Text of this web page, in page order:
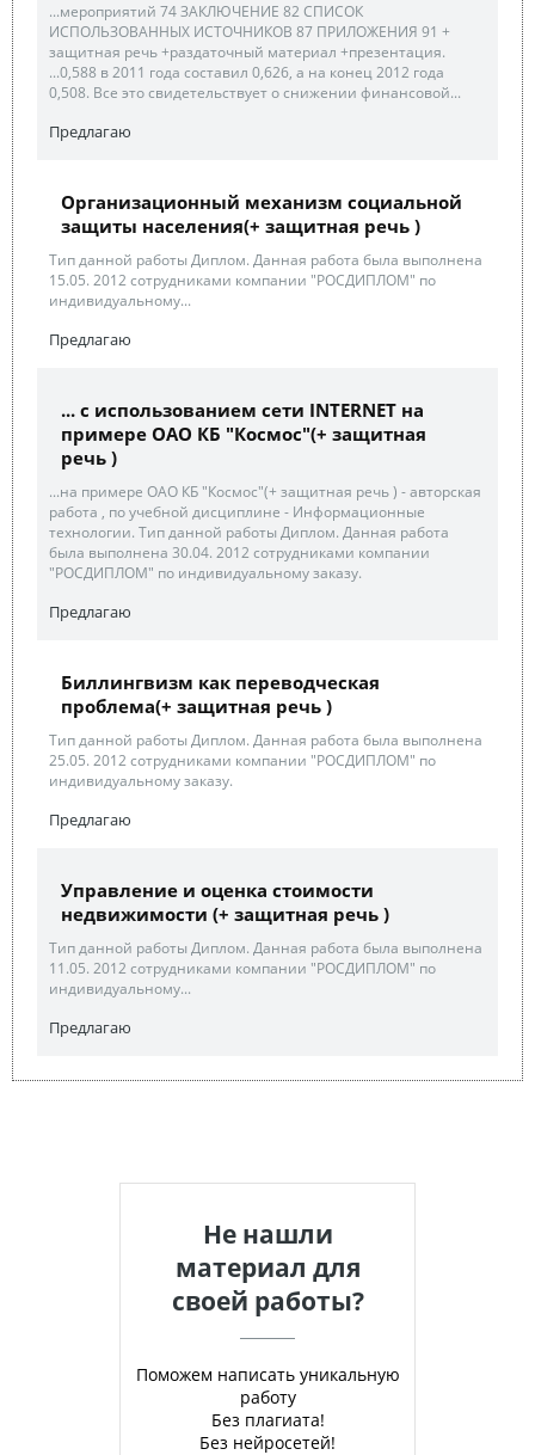
...мероприятий 74 ЗАКЛЮЧЕНИЕ 82 СПИСОК
ИСПОЛЬЗОВАННЫХ ИСТОЧНИКОВ 87 ПРИЛОЖЕНИЯ 91 +
защитная речь +раздаточный материал +презентация.
...0,588 в 2011 года составил 0,626, а на конец 2012 года
0,508. Все это свидетельствует о снижении финансовой...
Предлагаю
Организационный механизм социальной
защиты населения(+ защитная речь )
Тип данной работы Диплом. Данная работа была выполнена
15.05. 2012 сотрудниками компании "РОСДИПЛОМ" по
индивидуальному...
Предлагаю
... с использованием сети INTERNET на
примере ОАО КБ "Космос"(+ защитная
речь )
...на примере ОАО КБ "Космос"(+ защитная речь ) - авторская
работа , по учебной дисциплине - Информационные
технологии. Тип данной работы Диплом. Данная работа
была выполнена 30.04. 2012 сотрудниками компании
"РОСДИПЛОМ" по индивидуальному заказу.
Предлагаю
Биллингвизм как переводческая
проблема(+ защитная речь )
Тип данной работы Диплом. Данная работа была выполнена
25.05. 2012 сотрудниками компании "РОСДИПЛОМ" по
индивидуальному заказу.
Предлагаю
Управление и оценка стоимости
недвижимости (+ защитная речь )
Тип данной работы Диплом. Данная работа была выполнена
11.05. 2012 сотрудниками компании "РОСДИПЛОМ" по
индивидуальному...
Предлагаю
Не нашли
материал для
своей работы?
Поможем написать уникальную
работу
Без плагиата!
Без нейросетей!